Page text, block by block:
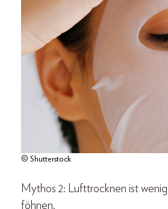
© Shutterstock
Mythos 2: Lufttrocknen ist
föhnen.